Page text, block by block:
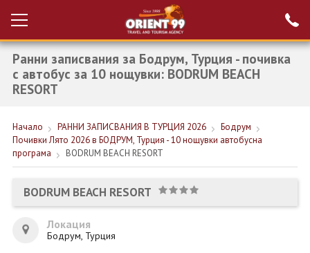
Вход за агенти
Проверка на
резервация
НОВА ГОДИНА ТУРЦИЯ
НОВА ГОДИНА
ЕКЗОТИКА
Ранни записвания за Бодрум, Турция - почивка
с автобус за 10 нощувки: BODRUM BEACH
RESORT
Начало РАННИ ЗАПИСВАНИЯ В ТУРЦИЯ 2026
Бодрум
Почивки Лято 2026 в БОДРУМ, Турция - 10 нощувки автобусна
програма
BODRUM BEACH RESORT
BODRUM BEACH RESORT
Локация
Бодрум, Турция